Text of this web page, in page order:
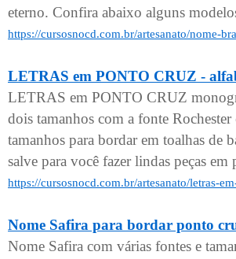
eterno. Confira abaixo alguns
https://cursosnocd.com.br/artesanato/nome-
LETRAS em PONTO CRUZ -
LETRAS em PONTO CRUZ
dois tamanhos com a fonte
tamanhos para bordar em toalhas de
salve para você fazer lindas peças
https://cursosnocd.com.br/artesanato/letras-
Nome Safira para bordar ponto
Nome Safira com várias fontes e